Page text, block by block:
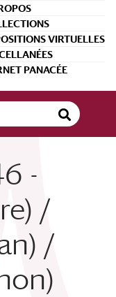
VIRTUELLES
PANACÉE
-
/
/